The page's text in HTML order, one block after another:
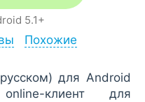
5.1+
Похожие
для Android
клиент для